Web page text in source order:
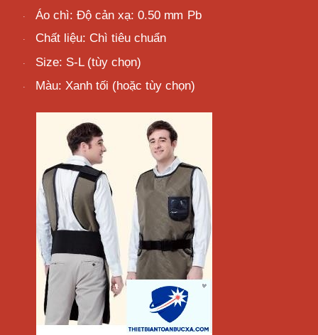
· Áo chì: Độ cản xạ: 0.50 mm Pb
· Chất liệu: Chì tiêu chuẩn
· Size: S-L (tùy chọn)
· Màu: Xanh tối (hoặc tùy chọn)